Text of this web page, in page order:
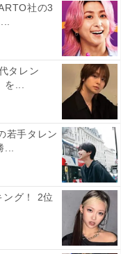
倉想（目黒蓮さ
り、心を閉ざしてい
社の3
タレン
...
若手タレン
ング！ 2位